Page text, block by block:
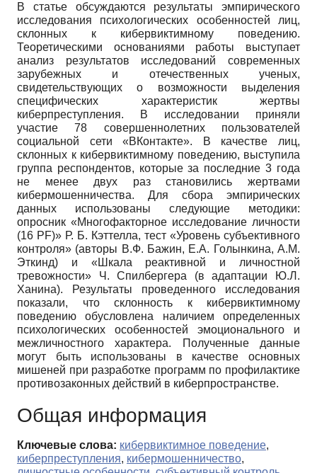
В статье обсуждаются результаты эмпирического
исследования психологических особенностей лиц,
склонных к кибервиктимному поведению.
Теоретическими основаниями работы выступает
анализ результатов исследований современных
зарубежных и отечественных ученых,
свидетельствующих о возможности выделения
специфических характеристик жертвы
киберпреступления. В исследовании приняли
участие 78 совершеннолетних пользователей
социальной сети «ВКонтакте». В качестве лиц,
склонных к кибервиктимному поведению, выступила
группа респондентов, которые за последние 3 года
не менее двух раз становились жертвами
кибермошенничества. Для сбора эмпирических
данных использованы следующие методики:
опросник «Многофакторное исследование личности
(16 PF)» Р. Б. Кэттелла, тест «Уровень субъективного
контроля» (авторы В.Ф. Бажин, Е.А. Голынкина, А.М.
Эткинд) и «Шкала реактивной и личностной
тревожности» Ч. Спилбергера (в адаптации Ю.Л.
Ханина). Результаты проведенного исследования
показали, что склонность к кибервиктимному
поведению обусловлена наличием определенных
психологических особенностей эмоционального и
межличностного характера. Полученные данные
могут быть использованы в качестве основных
мишеней при разработке программ по профилактике
противозаконных действий в киберпространстве.
Общая информация
Ключевые слова: кибервиктимное поведение,
киберпреступления, кибермошенничество,